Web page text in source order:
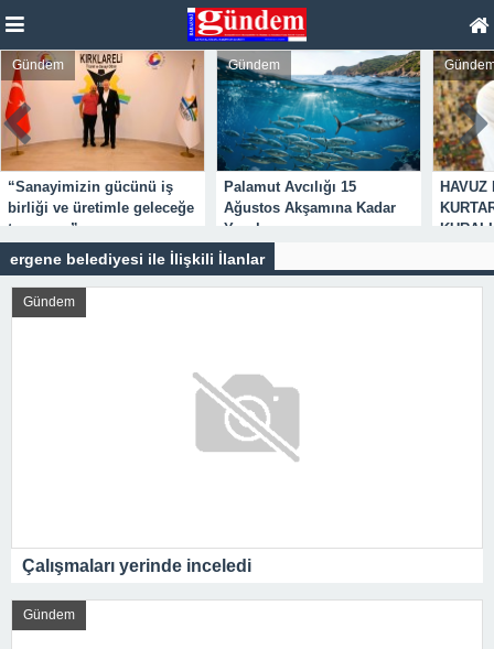
Gündem
Palamut Avcılığı 15
Ağustos Akşamına Kadar
Gündem
HAVUZ KENARINDA HAYAT
KURTARAN 9 GÜVENLİK
KURALI
ergene belediyesi ile İlişkili İlanlar
Gündem
Çalışmaları yerinde inceledi
Gündem